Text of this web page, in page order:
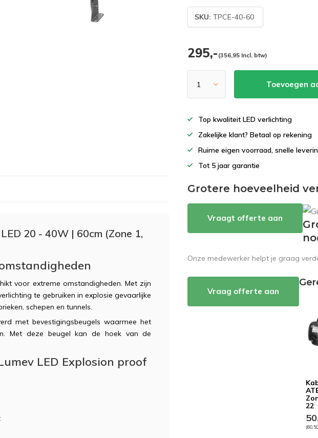
SKU: TPCE-40-60
295,- (356,95 Incl. btw)
Toevoegen
Top kwaliteit LED verlichting
Zakelijke klant? Betaal op rekening
Ruime eigen voorraad, snelle
Tot 5 jaar garantie
20 - 40W | 60cm (Zone 1,
voor extreme omstandigheden. Met zijn
te gebruiken in explosie gevaarlijke
schepen en tunnels.
met bevestigingsbeugels waarmee het
Met deze beugel kan de hoek van de
LED Explosion proof
Grotere hoeveelheid
Vraagt offerte aan
Onze medewerker helpt je graag
Vraag offerte aan
22